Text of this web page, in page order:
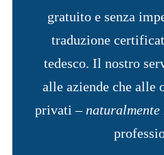
gratuito e senza
traduzione
tedesco. Il nostro
alle aziende che alle
privati – naturalmente